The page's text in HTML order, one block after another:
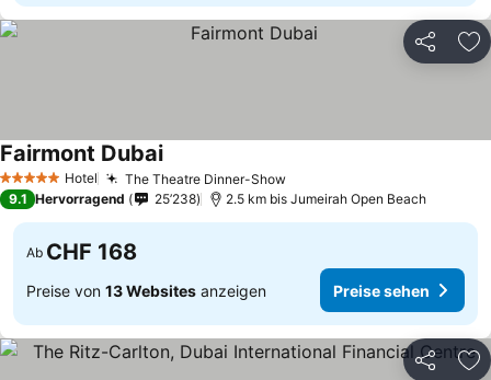
Teilen
5 Sterne Hotel The Theatre Dinner-Show
Fairmont Dubai
9.1 Hervorragend 25’238 2.5 km bis Jumeirah Open Beach
Ab CHF 168
Preise von 13 Websites anzeigen Preise sehen
Teilen